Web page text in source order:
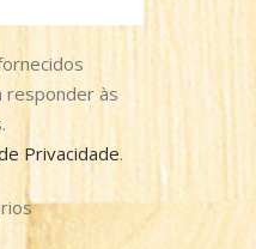
responder às
Privacidade.